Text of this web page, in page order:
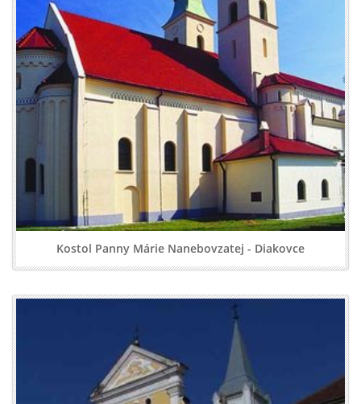
Kostol Panny Márie Nanebovzatej - Diakovce